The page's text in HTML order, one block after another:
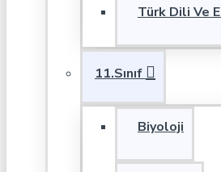
Türk Dili Ve
11.Sınıf
Biyoloji